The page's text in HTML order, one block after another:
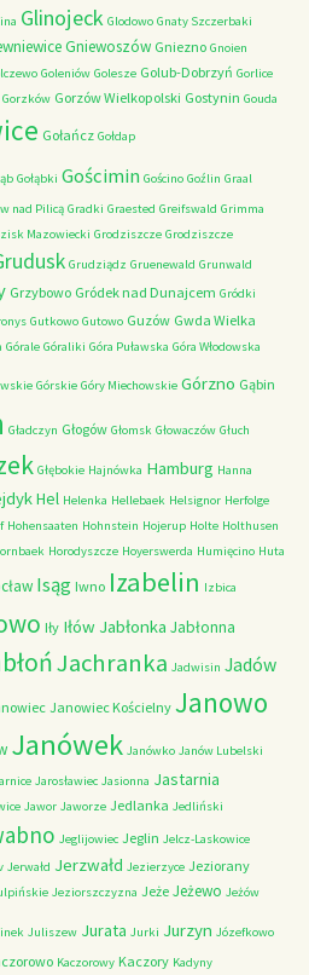
Glinojeck Glodowo Gnaty Szczerbaki
Gniewoszów Gniezno Gnoien
Goleniów Golesze Golub-Dobrzyń Gorlice
Gorzków Gorzów Wielkopolski Gostynin Gouda
Gołańcz Gołdap
Gołąbki Gościmin Gościno Goźlin Graal
nad Pilicą Gradki Graested Greifswald Grimma
Mazowiecki Grodziszcze Grodziszcze
Grudziądz Gruenewald Grunwald
Grzybowo Gródek nad Dunajcem Gródki
Gutkowo Gutowo Guzów Gwda Wielka
Górale Góraliki Góra Puławska Góra Włodowska
Górskie Góry Miechowskie Górzno Gąbin
Gładczyn Głogów Głomsk Głowaczów Głuch
Głębokie Hajnówka Hamburg Hanna
Hel Helenka Hellebaek Helsignor Herfolge
Hohensaaten Hohnstein Hojerup Holte Holthusen
Horodyszcze Hoyerswerda Humięcino Huta
Isąg Iwno Izabelin Izbica
Iły Iłów Jabłonka Jabłonna
Jachranka Jadwisin Jadów
Janowiec Kościelny Janowo
Janówek Janówko Janów Lubelski
Jarosławiec Jasionna Jastarnia
Jawor Jaworze Jedlanka Jedliński
Jeglijowiec Jeglin Jelcz-Laskowice
Jerwałd Jerzwałd Jezierzyce Jeziorany
Jeziorszczyzna Jeże Jeżewo Jeżów
Juliszew Jurata Jurki Jurzyn Józefkowo
Kaczorowy Kaczory Kadyny